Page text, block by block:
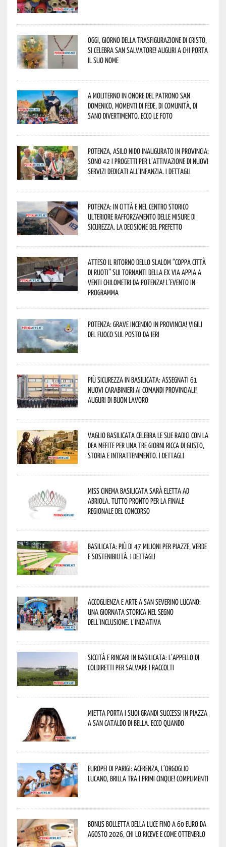
Oggi, giorno della Trasfigurazione di Cristo,
si celebra San Salvatore! Auguri a chi porta
il suo nome
A Moliterno in onore del Patrono San
Domenico, momenti di fede, di comunità, di
sano divertimento. Ecco le foto
Potenza, asilo nido inaugurato in provincia:
sono 42 i progetti per l’attivazione di nuovi
servizi dedicati all’infanzia. I dettagli
Potenza: in città e nel centro storico
ulteriore rafforzamento delle misure di
sicurezza. La decisione del Prefetto
Atteso il ritorno dello slalom “Coppa Città
di Ruoti” sui tornanti della ex via Appia a
venti chilometri da Potenza! L’evento in
programma
Potenza: grave incendio in Provincia! Vigili
del fuoco sul posto da ieri
Più sicurezza in Basilicata: assegnati 61
nuovi Carabinieri ai Comandi provinciali!
Auguri di buon lavoro
Vaglio Basilicata celebra le sue radici con la
Dea Mefite per una tre giorni ricca di gusto,
storia e intrattenimento. I dettagli
Miss Cinema Basilicata sarà eletta ad
Abriola. Tutto pronto per la finale
regionale del concorso
Basilicata: più di 47 milioni per piazze, verde
e sostenibilità. I dettagli
Accoglienza e arte a San Severino Lucano:
una giornata storica nel segno
dell’inclusione. L’iniziativa
Siccità e rincari in Basilicata: l’appello di
Coldiretti per salvare i raccolti
Mietta porta i suoi grandi successi in piazza
a San Cataldo di Bella. Ecco quando
Europei di Parigi: Acerenza, l’orgoglio
lucano, brilla tra i primi cinque! Complimenti
Bonus bolletta della luce fino a 60 euro da
agosto 2026, chi lo riceve e come ottenerlo